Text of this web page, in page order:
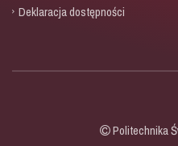
Deklaracja dostępności
Politechnika